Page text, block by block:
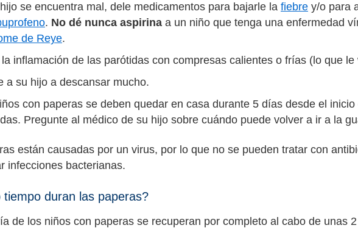
se encuentra mal, dele medicamentos para bajarle la fiebre y/o para
. No dé nunca aspirina a un niño que tenga una enfermedad
de Reye.
inflamación de las parótidas con compresas calientes o frías (lo que le
a su hijo a descansar mucho.
con paperas se deben quedar en casa durante 5 días desde el
Pregunte al médico de su hijo sobre cuándo puede volver a ir a la
están causadas por un virus, por lo que no se pueden tratar con
infecciones bacterianas.
tiempo duran las paperas?
de los niños con paperas se recuperan por completo al cabo de unas